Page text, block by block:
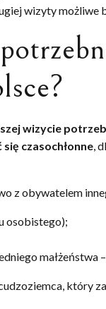
wizyty możliwe
wizycie
czasochłonne,
z obywatelem
osobistego);
małżeństwa
który